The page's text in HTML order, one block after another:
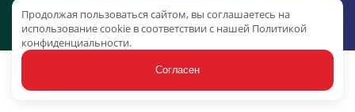
Об акции
Статьи Услуги Связаться Акции Ещё
Продолжая пользоваться сайтом, вы соглашаетесь на
использование cookie в соответствии с нашей Политикой
конфиденциальности.
Согласен